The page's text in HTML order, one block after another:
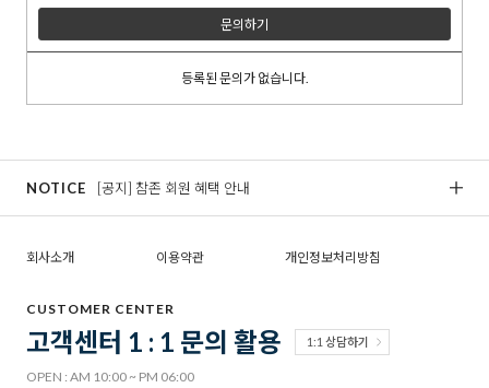
문의하기
등록된 문의가 없습니다.
NOTICE [공지] 참존 회원 혜택 안내
회사소개 이용약관 개인정보처리방침
CUSTOMER CENTER
고객센터 1 : 1 문의 활용 1:1 상담하기
OPEN : AM 10:00 ~ PM 06:00